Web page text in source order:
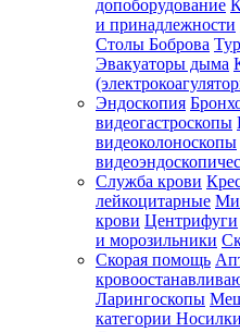
допоборудование
и принадлежности
Столы Боброва
Эвакуаторы дыма
Эндоскопия
видеогастроскопы
видеоколоноскопы
Служба крови
лейкоцитарные
крови Центрифуги
и морозильники
Скорая помощь
Ларингоскопы
категории Носилки